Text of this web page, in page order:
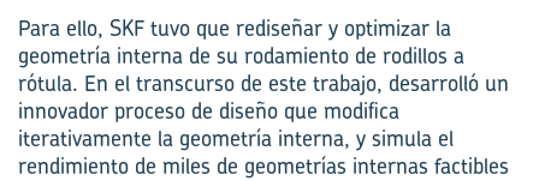
Para ello, SKF tuvo que rediseñar y optimizar la
geometría interna de su rodamiento de rodillos a
rótula. En el transcurso de este trabajo, desarrolló un
innovador proceso de diseño que modifica
iterativamente la geometría interna, y simula el
rendimiento de miles de geometrías internas factibles